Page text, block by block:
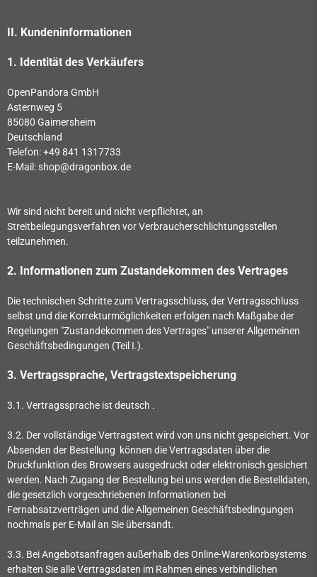
II. Kundeninformationen
1. Identität des Verkäufers
OpenPandora GmbH
Asternweg 5
85080 Gaimersheim
Deutschland
Telefon: +49 841 1317733
E-Mail: shop@dragonbox.de
Wir sind nicht bereit und nicht verpflichtet, an
Streitbeilegungsverfahren vor Verbraucherschlichtungsstellen
teilzunehmen.
2. Informationen zum Zustandekommen des Vertrages
Die technischen Schritte zum Vertragsschluss, der Vertragsschluss
selbst und die Korrekturmöglichkeiten erfolgen nach Maßgabe der
Regelungen "Zustandekommen des Vertrages" unserer Allgemeinen
Geschäftsbedingungen (Teil I.).
3. Vertragssprache, Vertragstextspeicherung
3.1. Vertragssprache ist deutsch .
3.2. Der vollständige Vertragstext wird von uns nicht gespeichert. Vor
Absenden der Bestellung können die Vertragsdaten über die
Druckfunktion des Browsers ausgedruckt oder elektronisch gesichert
werden. Nach Zugang der Bestellung bei uns werden die Bestelldaten,
die gesetzlich vorgeschriebenen Informationen bei
Fernabsatzverträgen und die Allgemeinen Geschäftsbedingungen
nochmals per E-Mail an Sie übersandt.
3.3. Bei Angebotsanfragen außerhalb des Online-Warenkorbsystems
erhalten Sie alle Vertragsdaten im Rahmen eines verbindlichen